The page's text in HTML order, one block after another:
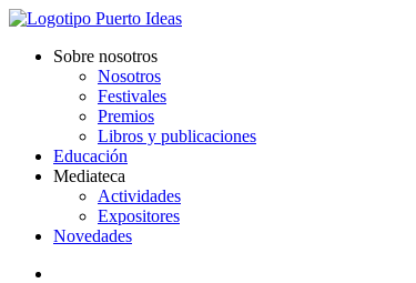
Sobre nosotros
Nosotros
Festivales
Premios
Libros y publicaciones
Educación
Mediateca
Actividades
Expositores
Novedades